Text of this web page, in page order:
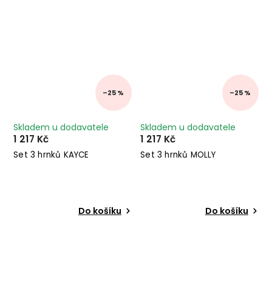
–25 %
Set 3 hrnků KAYCE
Skladem u dodavatele
1 217 Kč
Do košíku
–25 %
Set 3 hrnků MOLLY
Skladem u dodavatele
1 217 Kč
Do košíku